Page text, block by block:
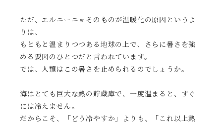
ただ、エルニーニョそのものが温暖化の原因というよ
りは、
もともと温まりつつある地球の上で、さらに暑さを強
める要因のひとつだと言われています。
では、人類はこの暑さを止められるのでしょうか。
海はとても巨大な熱の貯蔵庫で、一度温まると、すぐ
には冷えません。
だからこそ、「どう冷やすか」よりも、「これ以上熱